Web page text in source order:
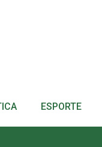
ESPORTE